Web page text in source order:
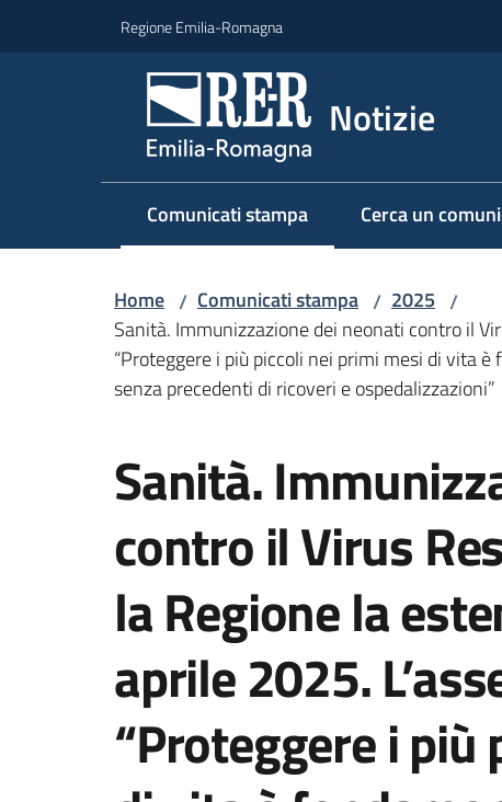
Regione Emilia-Romagna
Notizie
Comunicati stampa
Menu selezionato Cerca un
Home / Comunicati stampa / 2025 /
Sanità. Immunizzazione dei neonati contro il
“Proteggere i più piccoli nei primi mesi di vita
senza precedenti di ricoveri e ospedalizzazioni”
Salta al contenuto
Sanità.
contro il Virus
la Regione la
aprile 2025.
“Proteggere i